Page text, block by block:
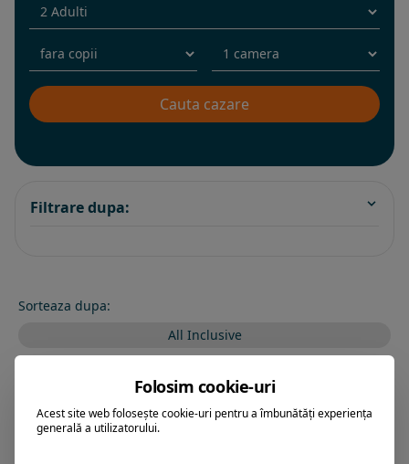
Filtrare dupa:
Sorteaza dupa:
All Inclusive
Folosim cookie-uri
Acest site web folosește cookie-uri pentru a îmbunătăți experiența
generală a utilizatorului.